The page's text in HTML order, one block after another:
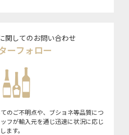
関してのお問い合わせ
ーフォロー
のご不明点や、ブショネ等品質につ
フが輸入元を通じ迅速に状況に応じ
ます。